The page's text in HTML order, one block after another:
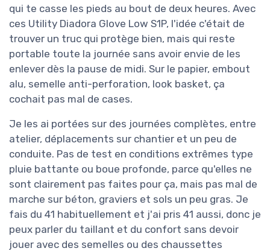
qui te casse les pieds au bout de deux heures. Avec
ces Utility Diadora Glove Low S1P, l'idée c'était de
trouver un truc qui protège bien, mais qui reste
portable toute la journée sans avoir envie de les
enlever dès la pause de midi. Sur le papier, embout
alu, semelle anti-perforation, look basket, ça
cochait pas mal de cases.
Je les ai portées sur des journées complètes, entre
atelier, déplacements sur chantier et un peu de
conduite. Pas de test en conditions extrêmes type
pluie battante ou boue profonde, parce qu'elles ne
sont clairement pas faites pour ça, mais pas mal de
marche sur béton, graviers et sols un peu gras. Je
fais du 41 habituellement et j'ai pris 41 aussi, donc je
peux parler du taillant et du confort sans devoir
jouer avec des semelles ou des chaussettes